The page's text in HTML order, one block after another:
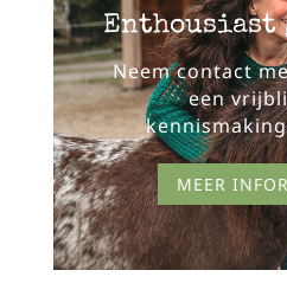
Enthousiast
Neem contact
een
MEER